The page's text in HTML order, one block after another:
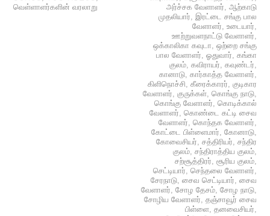
வெள்ளாளர்களின் வரலாறு
அர்ச்சக வேளாளர், ஆற்காடு
முதலியார், இரட்டை சங்கு பால
வேளாளர், உடையார்,
ஊற்றுவளநாட்டு வேளாளர்,
ஒக்காலிகா கவுடா, ஒற்றை சங்கு
பால வேளாளர், ஓதுவார், கங்கா
குலம், கவிராயர், கவுண்டர்,
கானாடு, கார்காத்த வேளாளர்,
கிளிநொச்சி, கீரைக்காரர், குடிகார
வேளாளர், குருக்கள், கொங்கு நாடு,
கொங்கு வேளாளர், கொடிக்கால்
வேளாளர், கொண்டை கட்டி சைவ
வேளாளர், கொந்தக வேளாளர்,
கோட்டை பிள்ளைமார், கோனாடு,
கோவைசியர், சத்திரியர், சந்திர
குலம், சந்திராத்திய குலம்,
சற்சூத்திரர், சூரிய குலம்,
செட்டியார், செந்தலை வேளாளர்,
சேரநாடு, சைவ செட்டியார், சைவ
வேளாளர், சோழ தேசம், சோழ நாடு,
சோழிய வேளாளர், தஞ்சாவூர் சைவ
பிள்ளை, தனவைசியர்,